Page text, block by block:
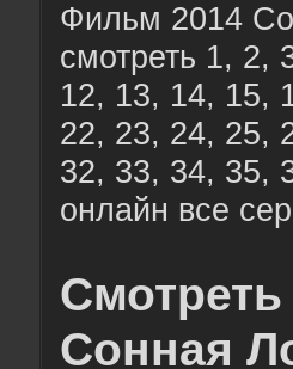
Фильм 2014
смотреть 1, 2,
12, 13, 14, 15,
22, 23, 24, 25,
32, 33, 34, 35,
онлайн все
Сонная